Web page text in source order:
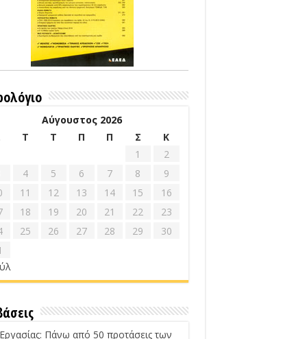
Αύγουστος 2026
Τ Τ Π Π Σ
Κ
1
2
4 5 6 7 8
9
11 12 13 14 15
16
18 19 20 21 22
23
25 26 27 28 29
30
Πάνω από 50 προτάσεις των